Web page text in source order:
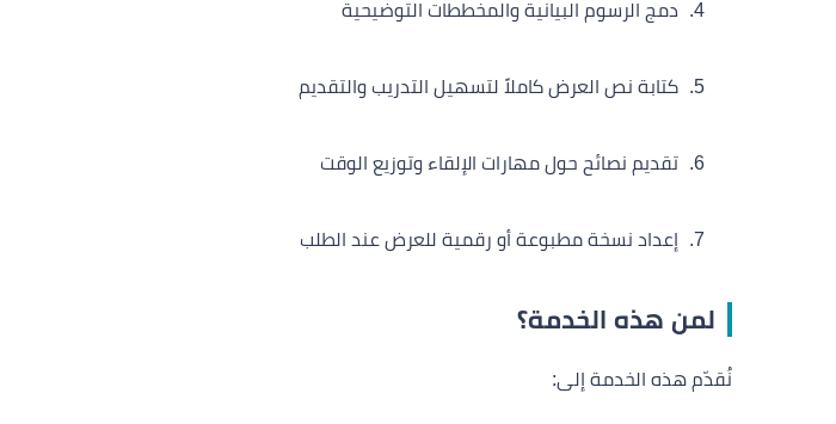
دمج الرسوم البيانية والمخططات التوضيحية
كتابة نص العرض كاملاً لتسهيل التدريب والتقديم
تقديم نصائح حول مهارات الإلقاء وتوزيع الوقت
إعداد نسخة مطبوعة أو رقمية للعرض عند الطلب
لمن هذه الخدمة؟
نُقدّم هذه الخدمة إلى: